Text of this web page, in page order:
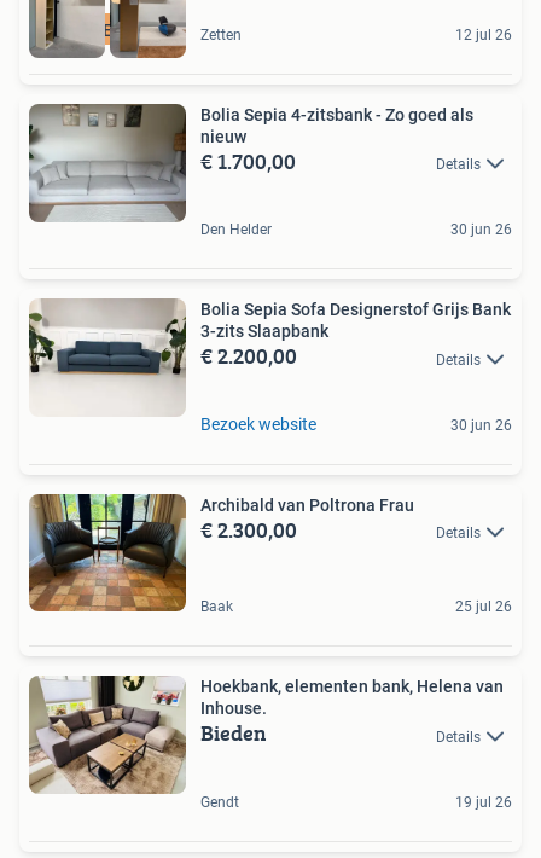
GESLOTEN VAKANTIE Zetten 12 jul 26
Bolia Sepia 4-zitsbank - Zo goed als
nieuw
€ 1.700,00 Details
Den Helder 30 jun 26
Bolia Sepia Sofa Designerstof Grijs Bank
3-zits Slaapbank
€ 2.200,00 Details
Bezoek website 30 jun 26
Archibald van Poltrona Frau
€ 2.300,00 Details
Baak 25 jul 26
Hoekbank, elementen bank, Helena van
Inhouse.
Bieden Details
Gendt 19 jul 26